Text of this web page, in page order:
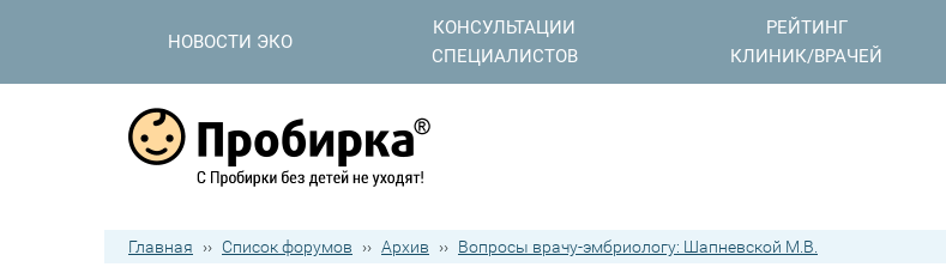
НОВОСТИ ЭКО
КОНСУЛЬТАЦИИ
СПЕЦИАЛИСТОВ
РЕЙТИНГ
КЛИНИК/ВРАЧЕЙ
Главная ›› Список форумов ›› Архив ›› Вопросы врачу-эмбриологу: Шапневской М.В.